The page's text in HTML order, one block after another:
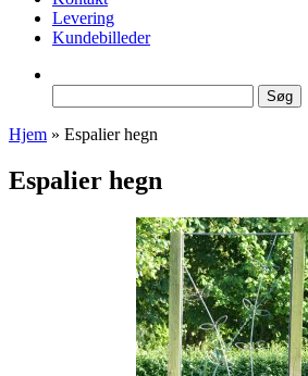
Levering
Kundebilleder
efter:
Hjem » Espalier hegn
Espalier hegn